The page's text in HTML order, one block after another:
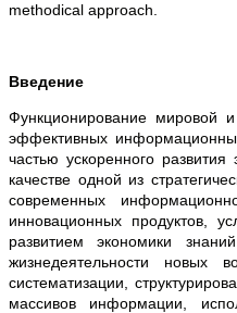
methodical approach.
Введение
Функционирование мировой
эффективных
частью ускоренного
качестве одной из
современных
инновационных продуктов,
развитием экономики
жизнедеятельности новых
систематизации,
массивов информации,